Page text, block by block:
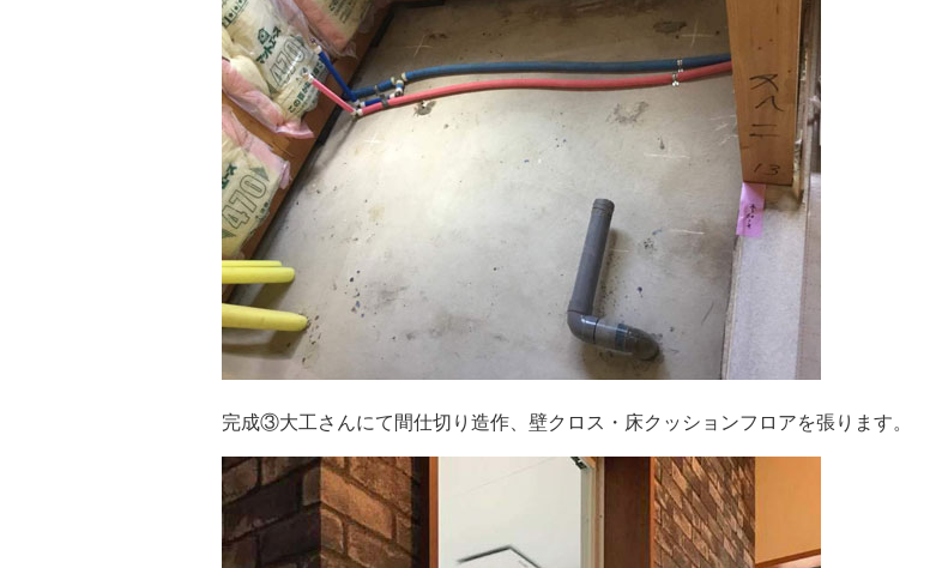
完成③大工さんにて間仕切り造作、壁クロス・床クッションフロアを張ります。